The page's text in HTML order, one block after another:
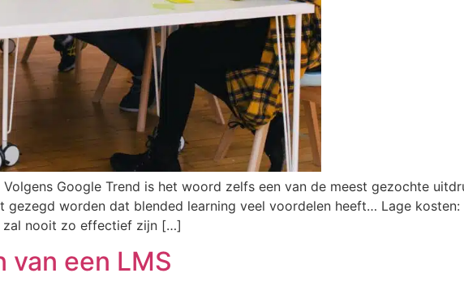
Google Trend is het woord zelfs een van de meest gezochte
worden dat blended learning veel voordelen heeft… Lage
zal nooit zo effectief zijn […]
een LMS